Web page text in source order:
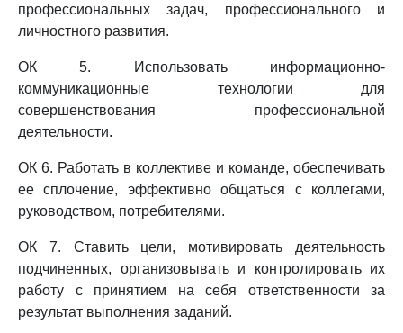
профессиональных задач, профессионального и
личностного развития.
ОК 5. Использовать информационно-
коммуникационные технологии для
совершенствования профессиональной
деятельности.
ОК 6. Работать в коллективе и команде, обеспечивать
ее сплочение, эффективно общаться с коллегами,
руководством, потребителями.
ОК 7. Ставить цели, мотивировать деятельность
подчиненных, организовывать и контролировать их
работу с принятием на себя ответственности за
результат выполнения заданий.